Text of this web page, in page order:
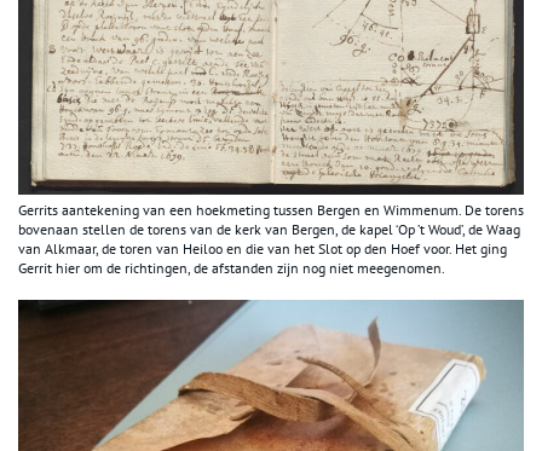
Gerrits aantekening van een hoekmeting tussen Bergen en Wimmenum. De torens
bovenaan stellen de torens van de kerk van Bergen, de kapel ‘Op ’t Woud’, de Waag
van Alkmaar, de toren van Heiloo en die van het Slot op den Hoef voor. Het ging
Gerrit hier om de richtingen, de afstanden zijn nog niet meegenomen.